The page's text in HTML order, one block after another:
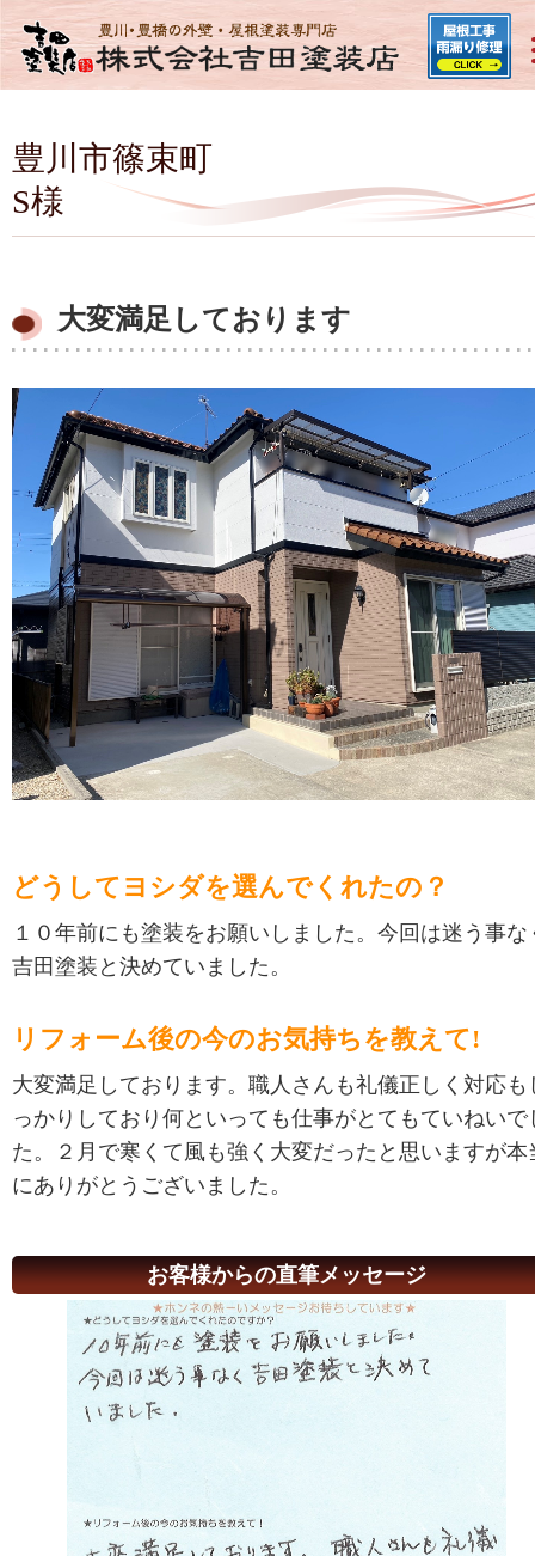
豊川市篠束町
S様
大変満足しております
どうしてヨシダを選んでくれたの？
１０年前にも塗装をお願いしました。今回は迷う事な
吉田塗装と決めていました。
リフォーム後の今のお気持ちを教えて!
大変満足しております。職人さんも礼儀正しく対応も
っかりしており何といっても仕事がとてもていねいで
た。２月で寒くて風も強く大変だったと思いますが本
にありがとうございました。
お客様からの直筆メッセージ